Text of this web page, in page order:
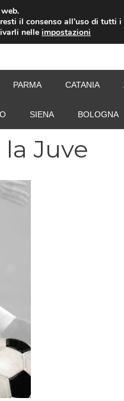
PARMA CATANIA
SIENA BOLOGNA
Juve
il consenso all’uso di tutti
nelleimpostazioni